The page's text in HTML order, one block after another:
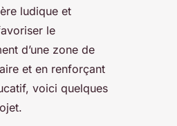
ludique et
le
d’une zone de
et en renforçant
voici quelques